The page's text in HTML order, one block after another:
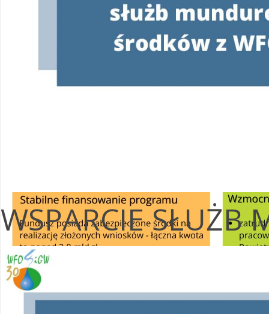
WSPARCIE SŁUŻB